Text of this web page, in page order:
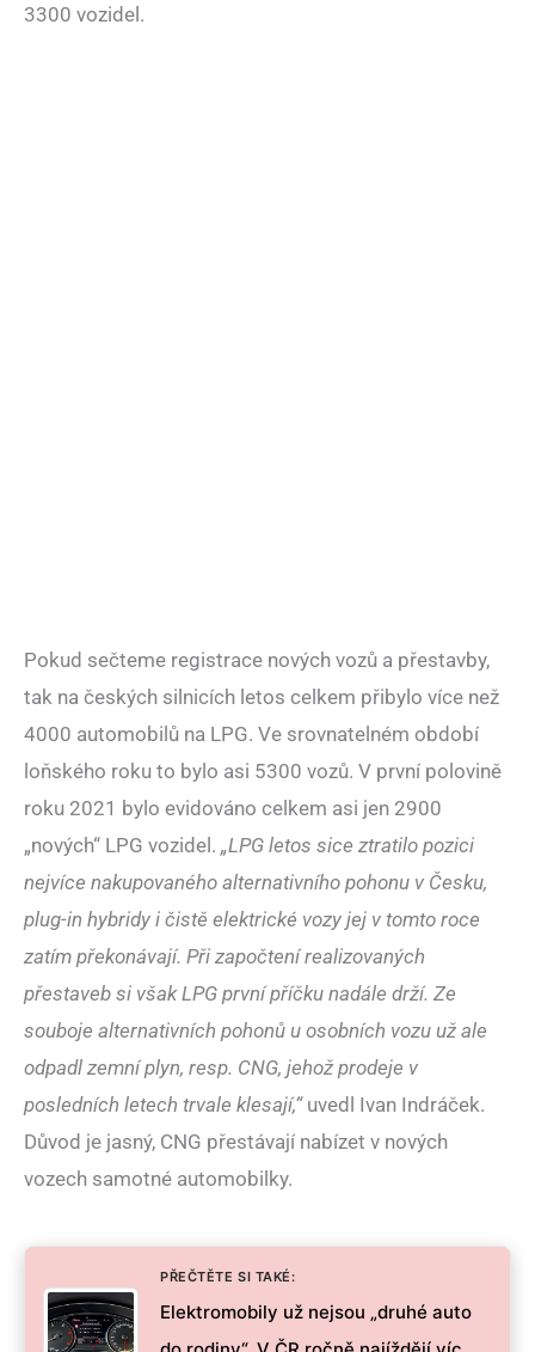
3300 vozidel.
Pokud sečteme registrace nových vozů a přestavby,
tak na českých silnicích letos celkem přibylo více než
4000 automobilů na LPG. Ve srovnatelném období
loňského roku to bylo asi 5300 vozů. V první polovině
roku 2021 bylo evidováno celkem asi jen 2900
„nových“ LPG vozidel. „LPG letos sice ztratilo pozici
nejvíce nakupovaného alternativního pohonu v Česku,
plug-in hybridy i čistě elektrické vozy jej v tomto roce
zatím překonávají. Při započtení realizovaných
přestaveb si však LPG první příčku nadále drží. Ze
souboje alternativních pohonů u osobních vozu už ale
odpadl zemní plyn, resp. CNG, jehož prodeje v
posledních letech trvale klesají,“uvedl Ivan Indráček.
Důvod je jasný, CNG přestávají nabízet v nových
vozech samotné automobilky.
PŘEČTĚTE SI TAKÉ:
Elektromobily už nejsou „druhé auto